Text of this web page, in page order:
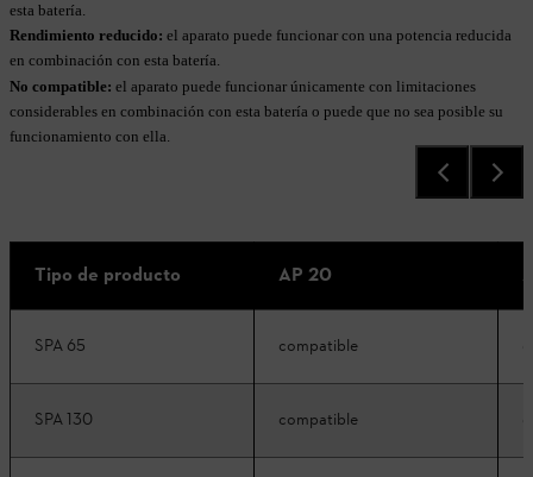
esta batería.
Rendimiento reducido: el aparato puede funcionar con una potencia reducida
en combinación con esta batería.
No compatible: el aparato puede funcionar únicamente con limitaciones
considerables en combinación con esta batería o puede que no sea posible su
funcionamiento con ella.
Tipo de producto AP 20
SPA 65 compatible
SPA 130 compatible